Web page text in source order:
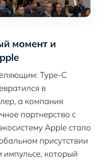
момент и
Type-C
в
а компания
партнерство с
Apple стало
присутствии
импульсе, который